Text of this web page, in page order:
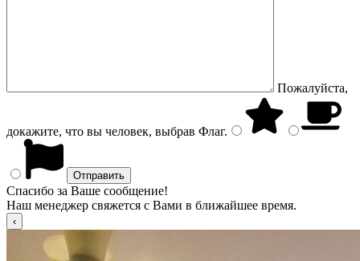
Пожалуйста,
докажите, что вы человек, выбрав Флаг.
Спасибо за Ваше сообщение!
Наш менеджер свяжется с Вами в ближайшее время.